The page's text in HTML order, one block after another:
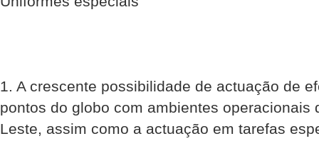
1. A crescente possibilidade de actuação de
pontos do globo com ambientes operacionais
Leste, assim como a actuação em tarefas